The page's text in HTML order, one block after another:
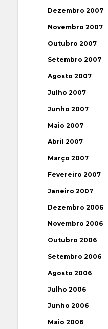
Dezembro 2007
Novembro 2007
Outubro 2007
Setembro 2007
Agosto 2007
Julho 2007
Junho 2007
Maio 2007
Abril 2007
Março 2007
Fevereiro 2007
Janeiro 2007
Dezembro 2006
Novembro 2006
Outubro 2006
Setembro 2006
Agosto 2006
Julho 2006
Junho 2006
Maio 2006